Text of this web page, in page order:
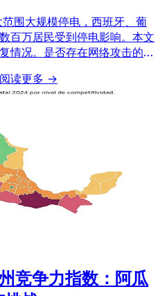
围大规模停电，西班牙、葡
百万居民受到停电影响。本文
情况。是否存在网络攻击的可
阅读更多 →
竞争力指数：阿瓜